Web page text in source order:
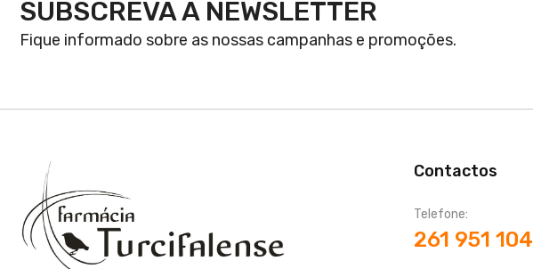
SUBSCREVA A NEWSLETTER
Fique informado sobre as nossas campanhas e promoções.
Contactos
Telefone:
261 951 104